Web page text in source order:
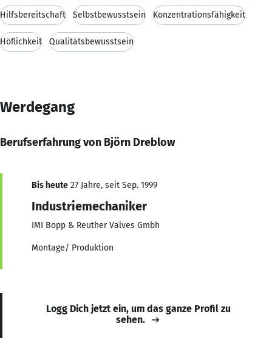
Hilfsbereitschaft Selbstbewusstsein Konzentrationsfähigkeit
Höflichkeit Qualitätsbewusstsein
Werdegang
Berufserfahrung von Björn Dreblow
Bis heute 27 Jahre, seit Sep. 1999
Industriemechaniker
IMI Bopp & Reuther Valves Gmbh
Montage/ Produktion
Logg Dich jetzt ein, um das ganze Profil zu
sehen.